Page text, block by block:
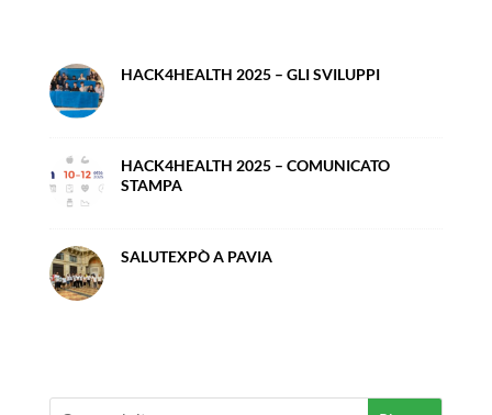
HACK4HEALTH 2025 – GLI SVILUPPI
HACK4HEALTH 2025 – COMUNICATO
STAMPA
SALUTEXPÒ A PAVIA